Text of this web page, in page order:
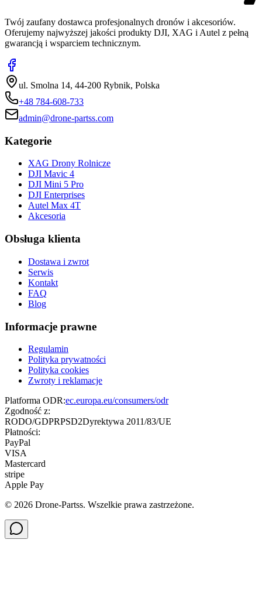
Twój zaufany dostawca profesjonalnych dronów i akcesoriów.
Oferujemy najwyższej jakości produkty DJI, XAG i Autel z pełną
gwarancją i wsparciem technicznym.
ul. Smolna 14, 44-200 Rybnik, Polska
+48 784-608-733
admin@drone-partss.com
Kategorie
XAG Drony Rolnicze
DJI Mavic 4
DJI Mini 5 Pro
DJI Enterprises
Autel Max 4T
Akcesoria
Obsługa klienta
Dostawa i zwrot
Serwis
Kontakt
FAQ
Blog
Informacje prawne
Regulamin
Polityka prywatności
Polityka cookies
Zwroty i reklamacje
Platforma ODR:ec.europa.eu/consumers/odr
Zgodność z:
RODO/GDPRPSD2Dyrektywa 2011/83/UE
Płatności:
PayPal
VISA
Mastercard
stripe
Apple Pay
© 2026 Drone-Partss. Wszelkie prawa zastrzeżone.